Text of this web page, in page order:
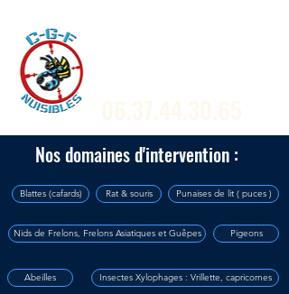
Nos domaines d'intervention :
Blattes (cafards) Rat & souris Punaises de lit ( puces )
Nids de Frelons, Frelons Asiatiques et Guêpes Pigeons
Abeilles Insectes Xylophages : Vrillette, capricornes